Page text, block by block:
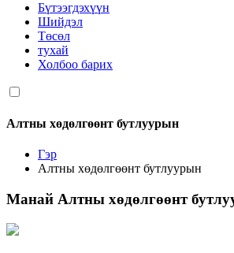
Бүтээгдэхүүн
Шийдэл
Төсөл
тухай
Холбоо барих
Алтны хөдөлгөөнт бутлуурын
Гэр
Алтны хөдөлгөөнт бутлуурын
Манай Алтны хөдөлгөөнт